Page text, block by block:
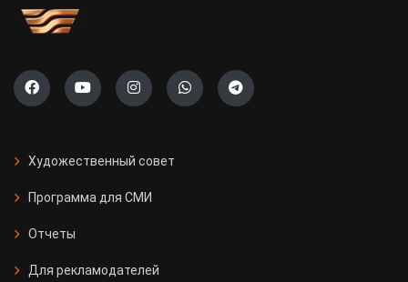
Художественный совет
Программа для СМИ
Отчеты
Для рекламодателей